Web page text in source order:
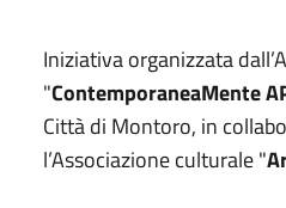
Iniziativa organizzata
"ContemporaneaMente
Città di Montoro, in
l’Associazione culturale "